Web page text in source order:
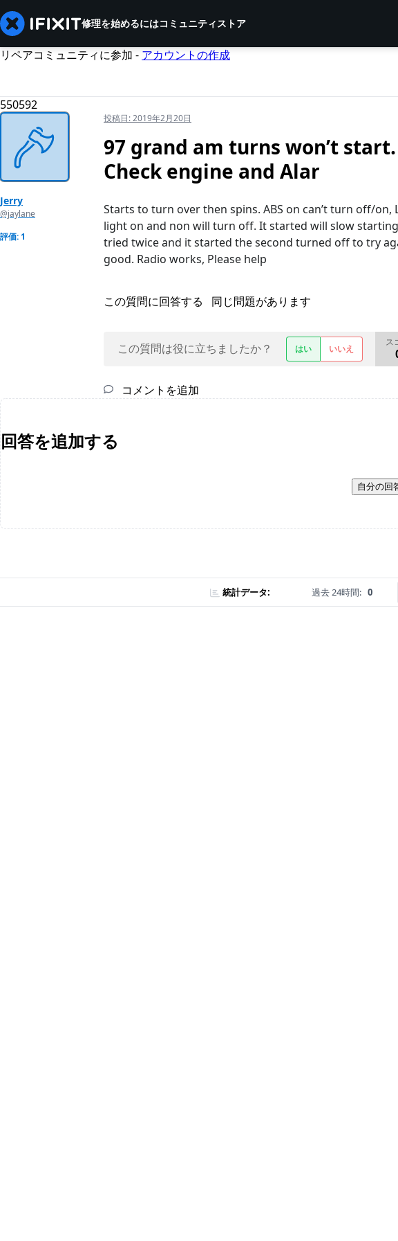
修理を始めるにはコミュニティストア
リペアコミュニティに参加 - アカウントの作成
550592
Jerry
@jaylane
評価: 1
投稿日:2019年2月20日
97 grand am turns won’t
Check engine and Alar
Starts to turn over then spins. ABS on can’t turn off/on,
light on and non will turn off. It started will slow
tried twice and it started the second turned off to try
good. Radio works, Please help
この質問に回答する 同じ問題があります
この質問は役に立ちましたか？ はい いいえ
ス
コメントを追加
回答を追加する
自分の回
統計データ: 過去 24時間: 0